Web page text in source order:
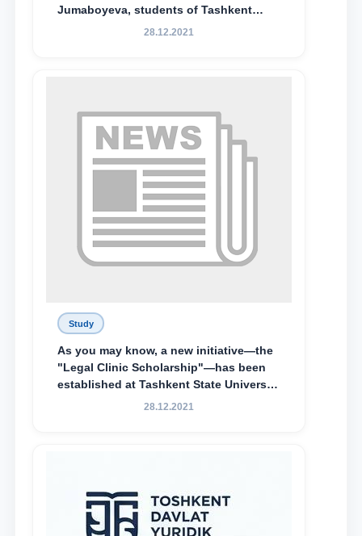
Jumaboyeva, students of Tashkent
State University of Law, along with
Special Scholarship.
28.12.2021
Study
As you may know, a new initiative—the
"Legal Clinic Scholarship"—has been
established at Tashkent State University
of Law to encourage talented, active,
28.12.2021